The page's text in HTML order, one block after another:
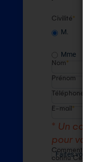
Civilité*
M.
Mme
Nom*
Prénom
Téléphone
E-mail*
* Un
pour
Comment
connu